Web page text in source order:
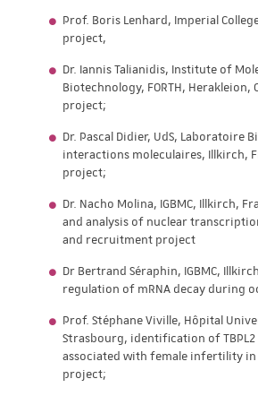
Prof. Boris Lenhard, Imperial
project,
Dr. Iannis Talianidis, Institute of
Biotechnology, FORTH, Herakleion,
project;
Dr. Pascal Didier, UdS, Laboratoire
interactions moleculaires, Illkirch,
project;
Dr. Nacho Molina, IGBMC, Illkirch,
and analysis of nuclear
and recruitment project
Dr Bertrand Séraphin, IGBMC,
regulation of mRNA decay during
Prof. Stéphane Viville, Hôpital
Strasbourg, identification of
associated with female infertility in
project;